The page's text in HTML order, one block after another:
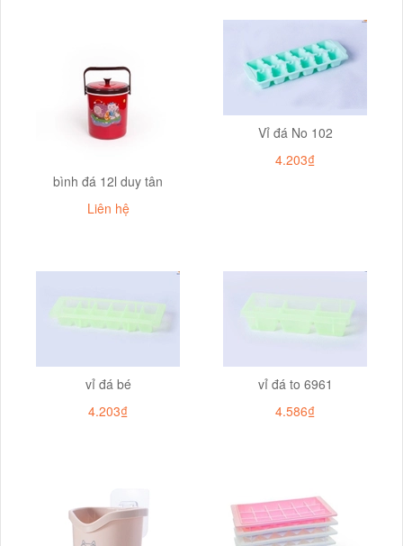
bình đá 12l duy tân
Liên hệ
Vỉ đá No 102
4.203₫
vỉ đá bé
4.203₫
vỉ đá to 6961
4.586₫